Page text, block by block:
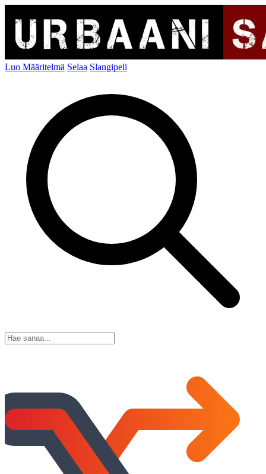
Luo Määritelmä Selaa Slangipeli